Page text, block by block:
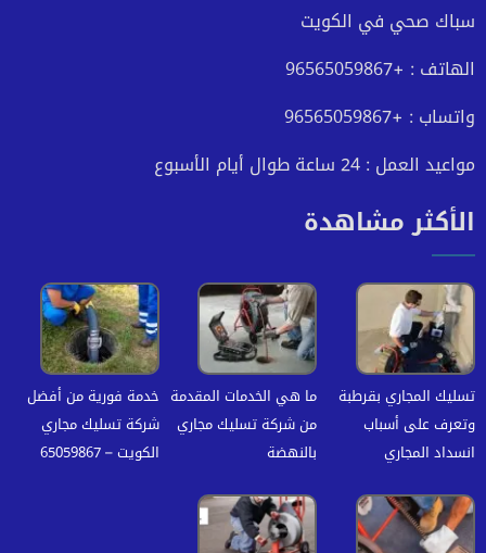
سباك صحي في الكويت
الهاتف : +96565059867
واتساب : +96565059867
مواعيد العمل : 24 ساعة طوال أيام الأسبوع
الأكثر مشاهدة
تسليك المجاري بقرطبة
وتعرف على أسباب
انسداد المجاري
ما هي الخدمات المقدمة
من شركة تسليك مجاري
بالنهضة
خدمة فورية من أفضل
شركة تسليك مجاري
الكويت – 65059867